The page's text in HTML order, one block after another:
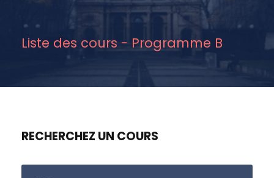
Liste des cours - Programme B
RECHERCHEZ UN COURS